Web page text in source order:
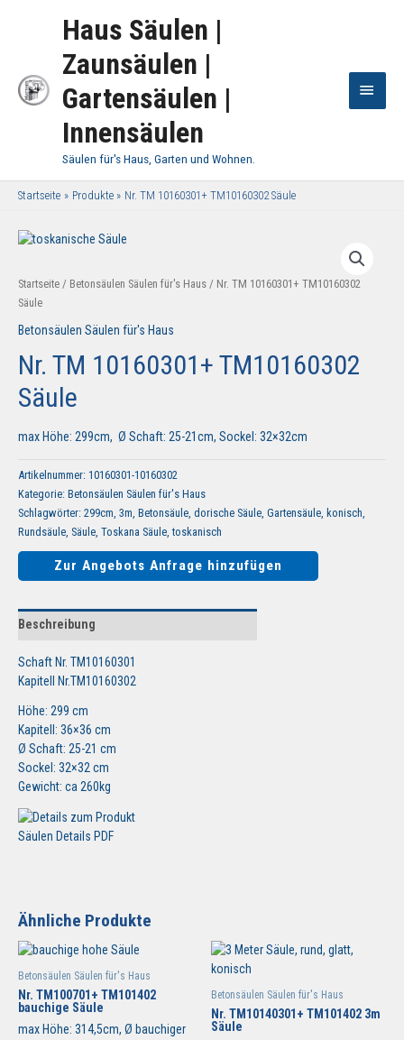
Haus Säulen |
Zaunsäulen |
Gartensäulen |
Innensäulen
Säulen für's Haus, Garten und Wohnen.
Startseite Produkte Nr. TM 10160301+ TM10160302 Säule
Startseite / Betonsäulen Säulen für's Haus / Nr. TM 10160301+ TM10160302
Säule
Betonsäulen Säulen für's Haus
Nr. TM 10160301+ TM10160302
Säule
max Höhe: 299cm, Ø Schaft: 25-21cm, Sockel: 32×32cm
Artikelnummer: 10160301-10160302
Kategorie: Betonsäulen Säulen für's Haus
Schlagwörter: 299cm, 3m, Betonsäule, dorische Säule, Gartensäule, konisch,
Rundsäule, Säule, Toskana Säule,toskanisch
Zur Angebots Anfrage hinzufügen
Beschreibung
Schaft Nr. TM10160301
Kapitell Nr.TM10160302
Höhe: 299 cm
Kapitell: 36×36 cm
Ø Schaft: 25-21 cm
Sockel: 32×32 cm
Gewicht: ca 260kg
Säulen Details PDF
Ähnliche Produkte
Betonsäulen Säulen für's Haus
Nr. TM100701+ TM101402
bauchige Säule
max Höhe: 314,5cm, Ø bauchiger
Betonsäulen Säulen für's Haus
Nr. TM10140301+ TM101402 3m
Säule